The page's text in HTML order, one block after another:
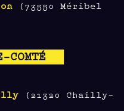
(73550 Méribel
COMTÉ
(21320 Chailly-